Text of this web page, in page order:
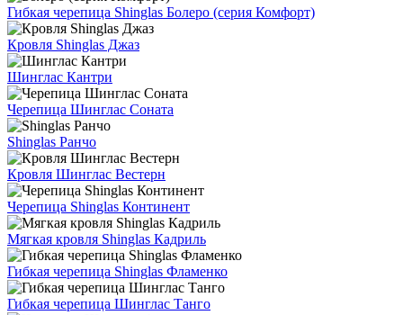
Гибкая черепица Shinglas Болеро (серия Комфорт)
Кровля Shinglas Джаз
Шинглас Кантри
Черепица Шинглас Соната
Shinglas Ранчо
Кровля Шинглас Вестерн
Черепица Shinglas Континент
Мягкая кровля Shinglas Кадриль
Гибкая черепица Shinglas Фламенко
Гибкая черепица Шинглас Танго